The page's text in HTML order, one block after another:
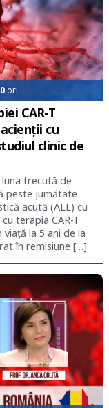
ori
CAR-T
cu
clinic de
luna trecută de
peste jumătate
acută (ALL) cu
terapia CAR-T
la 5 ani de la
în remisiune […]